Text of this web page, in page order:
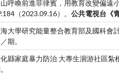
呼喚前進菲律賓，用教育改變偏遠
（2023.09.16）。 公共電視台《
大學研究能量整合教育部及國科會
期。
縣家庭暴力防治 大專生洄游社區紮